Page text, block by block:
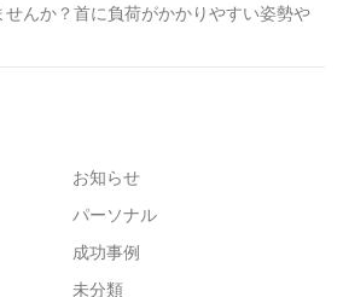
んか？首に負荷がかかりやすい姿勢や
お知らせ
パーソナル
成功事例
未分類